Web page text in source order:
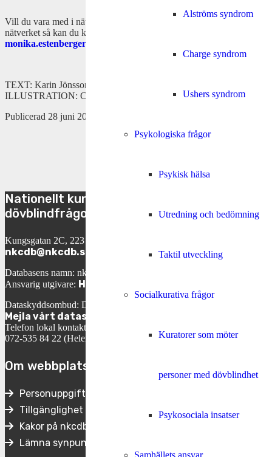
Alströms syndrom
Charge syndrom
Ushers syndrom
Psykologiska frågor
Psykisk hälsa
Utredning och bedömning
Taktil utveckling
Socialkurativa frågor
Kuratorer som möter
personer med dövblindhet
Psykosociala insatser
Samhällets ansvar
Vill du vara med i nätverket och inte redan anmält ditt intresse för
nätverket så kan du kontakta Monika Estenberger:
monika.estenberger@nkcdb.se
TEXT: Karin Jönsson
ILLUSTRATION: Carolin Frick, Lönegård & Co
Publicerad 28 juni 2024
TILLBAKA
Nationellt kunskapscenter för
dövblindfrågor
Kungsgatan 2C, 223 50 Lund
nkcdb@nkcdb.se
Databasens namn: nkcdb.se
Ansvarig utgivare: Helene Engh
Dataskyddsombud: David Ericson
Mejla vårt dataskyddsombud
Telefon lokal kontaktperson:
072-535 84 22 (Helene Engh, VD)
Om webbplatsen
Personuppgifter
Tillgänglighet
Kakor på nkcdb.se
Lämna synpunkter